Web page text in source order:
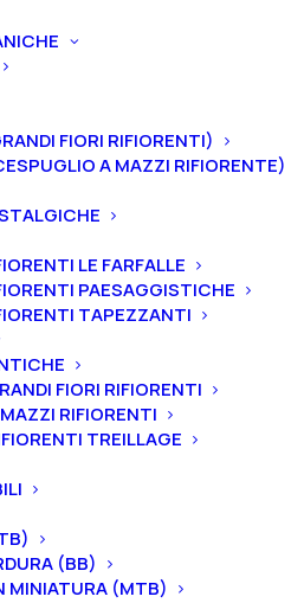
FIORI RIFIORENTI)
A MAZZI RIFIORENTE)
LE FARFALLE
PAESAGGISTICHE
TAPEZZANTI
FIORI RIFIORENTI
RIFIORENTI
TREILLAGE
(BB)
MINIATURA (MTB)
Devil”
di Lutea
un ibrido di Lutea dal fiore
18 cm, di color
Le sue foglie sono
sono molto fessurate e
varietà piuttosto rara e un